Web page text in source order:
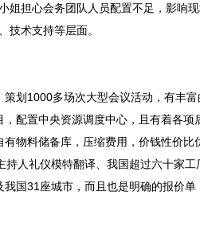
姐担心会务团队人员配置不足，影响
技术支持等层面。
策划1000多场次大型会议活动，有丰
，配置中央资源调度中心，且有着各
物料储备库，压缩费用，价钱性价比
持人礼仪模特翻译、我国超过六十家
国31座城市，而且也是明确的报价